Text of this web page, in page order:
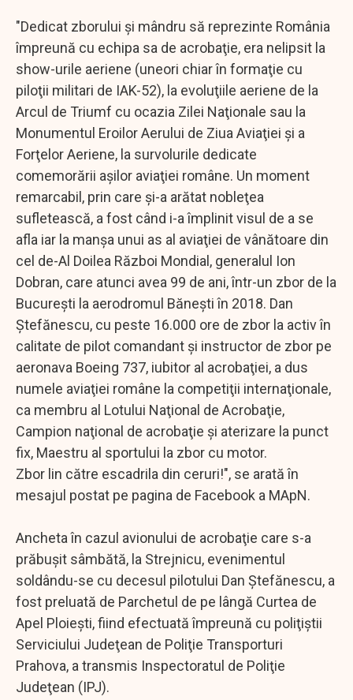
"Dedicat zborului şi mândru să reprezinte România
împreună cu echipa sa de acrobaţie, era nelipsit la
show-urile aeriene (uneori chiar în formaţie cu
piloţii militari de IAK-52), la evoluţiile aeriene de la
Arcul de Triumf cu ocazia Zilei Naţionale sau la
Monumentul Eroilor Aerului de Ziua Aviaţiei şi a
Forţelor Aeriene, la survolurile dedicate
comemorării aşilor aviaţiei române. Un moment
remarcabil, prin care şi-a arătat nobleţea
sufletească, a fost când i-a împlinit visul de a se
afla iar la manşa unui as al aviaţiei de vânătoare din
cel de-Al Doilea Război Mondial, generalul Ion
Dobran, care atunci avea 99 de ani, într-un zbor de la
Bucureşti la aerodromul Băneşti în 2018. Dan
Ştefănescu, cu peste 16.000 ore de zbor la activ în
calitate de pilot comandant şi instructor de zbor pe
aeronava Boeing 737, iubitor al acrobaţiei, a dus
numele aviaţiei române la competiţii internaţionale,
ca membru al Lotului Naţional de Acrobaţie,
Campion naţional de acrobaţie şi aterizare la punct
fix, Maestru al sportului la zbor cu motor.
Zbor lin către escadrila din ceruri!", se arată în
mesajul postat pe pagina de Facebook a MApN.
Ancheta în cazul avionului de acrobaţie care s-a
prăbuşit sâmbătă, la Strejnicu, evenimentul
soldându-se cu decesul pilotului Dan Ştefănescu, a
fost preluată de Parchetul de pe lângă Curtea de
Apel Ploieşti, fiind efectuată împreună cu poliţiştii
Serviciului Judeţean de Poliţie Transporturi
Prahova, a transmis Inspectoratul de Poliţie
Judeţean (IPJ).